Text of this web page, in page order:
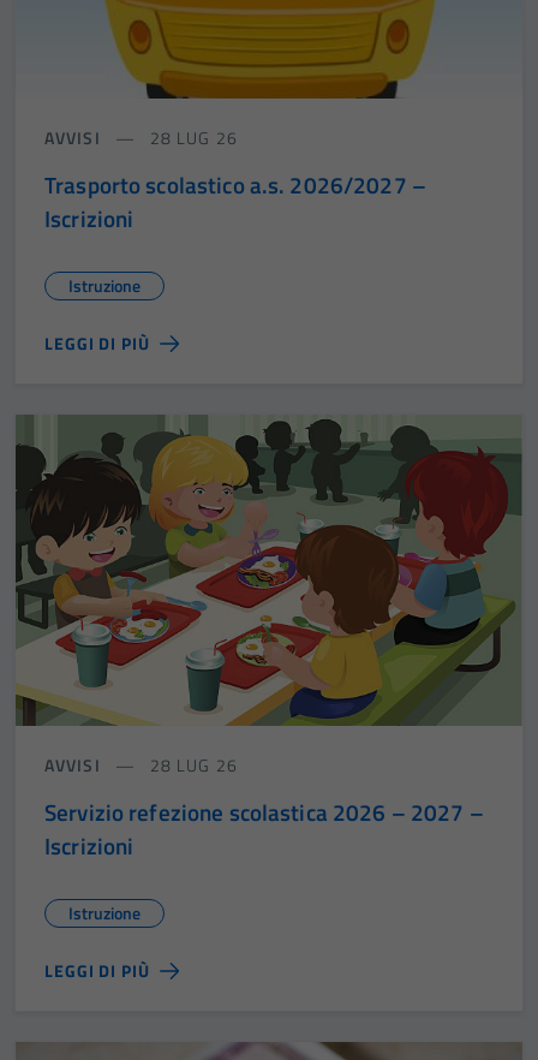
AVVISI 28 LUG 26
Trasporto scolastico a.s. 2026/2027 –
Iscrizioni
Istruzione
LEGGI DI PIÙ
AVVISI 28 LUG 26
Servizio refezione scolastica 2026 – 2027 –
Iscrizioni
Istruzione
LEGGI DI PIÙ